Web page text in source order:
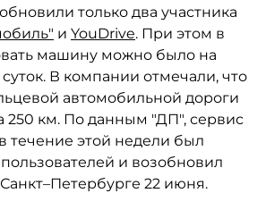
только два участника
и YouDrive. При этом в
машину можно было на
В компании отмечали, что
автомобильной дороги
250 км. По данным "ДП", сервис
в течение этой недели был
и возобновил
22 июня.